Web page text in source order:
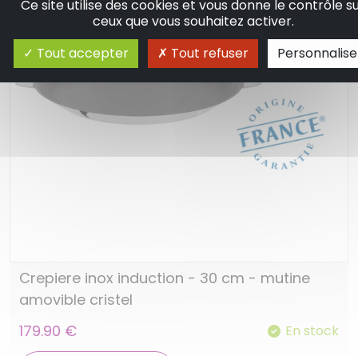
Crepiere inox induction - 30 cm - mutine
amovible cristel
179.90 €
En stock
Ce site utilise des cookies et vous donne le contrôle
ceux que vous souhaitez activer.
Tout accepter
Tout refuser